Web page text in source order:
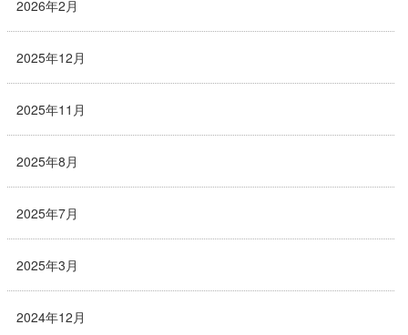
2026年2月
2025年12月
2025年11月
2025年8月
2025年7月
2025年3月
2024年12月